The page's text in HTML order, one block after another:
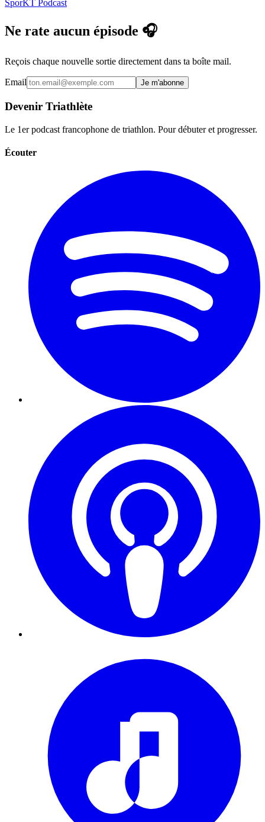
SporKT Podcast
Ne rate aucun épisode 🎧
Reçois chaque nouvelle sortie directement dans ta boîte mail.
Email Je m'abonne
Devenir Triathlète
Le 1er podcast francophone de triathlon. Pour débuter et progresser.
Écouter